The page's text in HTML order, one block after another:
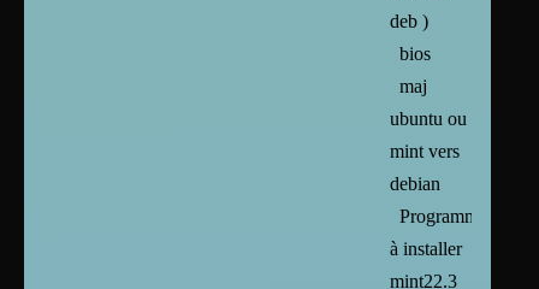
deb )
bios
maj
ubuntu ou
mint vers
debian
Programmes
à installer
mint22.3